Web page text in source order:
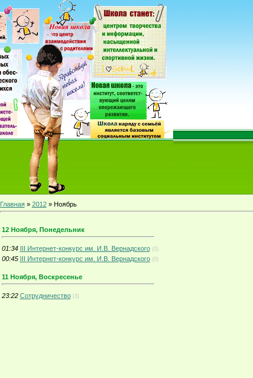
Главная» 2012 » Ноябрь
12 Ноября, Понедельник
01:34 III Интернет-конкурс им. И.В. Вернадского (0)
00:45 III Интернет-конкурс им. И.В. Вернадского (0)
11 Ноября, Воскресенье
23:22 Сотрудничество (3)